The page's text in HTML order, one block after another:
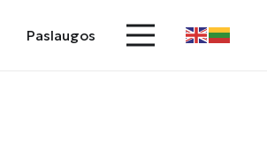
Paslaugos